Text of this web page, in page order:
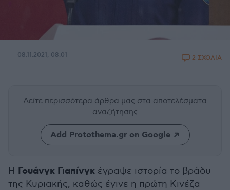
08.11.2021, 08:01 2 ΣΧΟΛΙΑ
Δείτε περισσότερα άρθρα μας στα αποτελέσματα
αναζήτησης
Add Protothema.gr on Google
Η Γουάνγκ Γιαπίνγκ έγραψε ιστορία το βράδυ
της Κυριακής, καθώς έγινε η πρώτη Κινέζα